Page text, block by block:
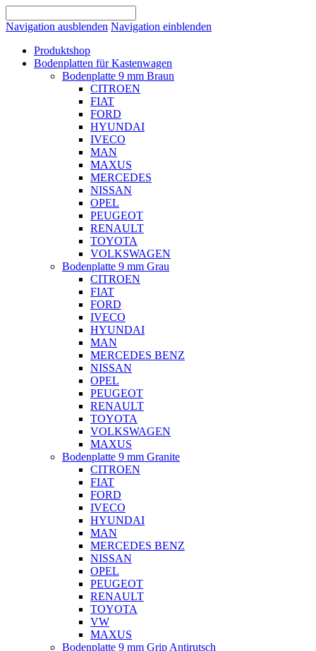
Navigation ausblenden Navigation einblenden
Produktshop
Bodenplatten für Kastenwagen
Bodenplatte 9 mm Braun
CITROEN
FIAT
FORD
HYUNDAI
IVECO
MAN
MAXUS
MERCEDES
NISSAN
OPEL
PEUGEOT
RENAULT
TOYOTA
VOLKSWAGEN
Bodenplatte 9 mm Grau
CITROEN
FIAT
FORD
IVECO
HYUNDAI
MAN
MERCEDES BENZ
NISSAN
OPEL
PEUGEOT
RENAULT
TOYOTA
VOLKSWAGEN
MAXUS
Bodenplatte 9 mm Granite
CITROEN
FIAT
FORD
IVECO
HYUNDAI
MAN
MERCEDES BENZ
NISSAN
OPEL
PEUGEOT
RENAULT
TOYOTA
VW
MAXUS
Bodenplatte 9 mm Grip Antirutsch